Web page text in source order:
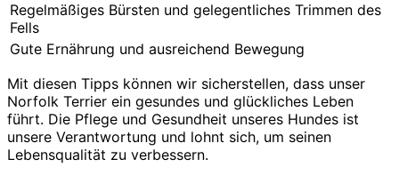
Regelmäßiges Bürsten und gelegentliches Trimmen des
Fells
Gute Ernährung und ausreichend Bewegung
Mit diesen Tipps können wir sicherstellen, dass unser
Norfolk Terrier ein gesundes und glückliches Leben
führt. Die Pflege und Gesundheit unseres Hundes ist
unsere Verantwortung und lohnt sich, um seinen
Lebensqualität zu verbessern.